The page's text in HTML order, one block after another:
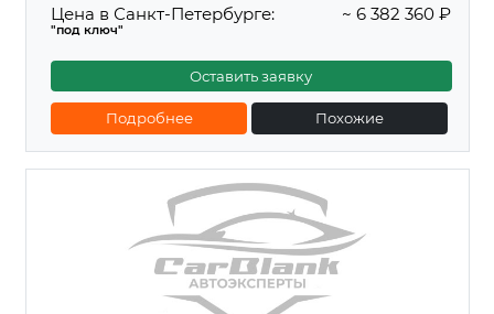
Цена в Санкт-Петербурге:
"под ключ"
~ 6 382 360 ₽
Оставить заявку
Подробнее Похожие